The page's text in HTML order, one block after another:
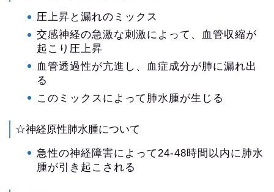
圧上昇と漏れのミックス
交感神経の急激な刺激によって、血管収縮が
起こり圧上昇
血管透過性が亢進し、血症成分が肺に漏れ出
る
このミックスによって肺水腫が生じる
☆神経原性肺水腫について
急性の神経障害によって24-48時間以内に肺水
腫が引き起こされる